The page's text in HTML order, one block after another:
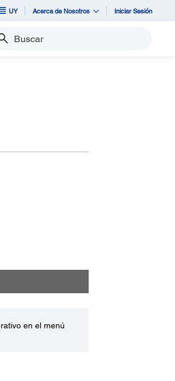
UY Acerca de Nosotros Iniciar Sesión
en el menú